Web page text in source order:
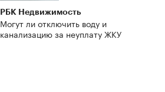
РБК Недвижимость
Могут ли отключить воду и
канализацию за неуплату ЖКУ